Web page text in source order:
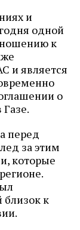
и
одной
к
и является
о
перед
за этим
которые
к